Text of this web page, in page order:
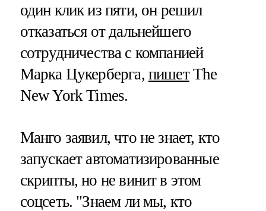
один клик из пяти, он решил
отказаться от дальнейшего
сотрудничества с компанией
Марка Цукерберга, пишетThe
New York Times.
Манго заявил, что не знает, кто
запускает автоматизированные
скрипты, но не винит в этом
соцсеть. "Знаем ли мы, кто